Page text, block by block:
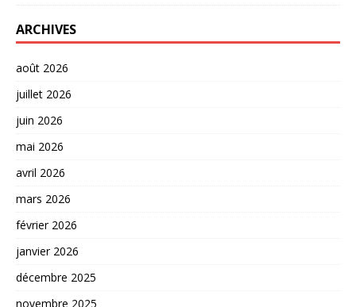
ARCHIVES
août 2026
juillet 2026
juin 2026
mai 2026
avril 2026
mars 2026
février 2026
janvier 2026
décembre 2025
novembre 2025